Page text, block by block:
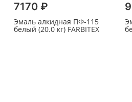
7170 ₽
Эмаль алкидная ПФ-115
белый (20.0 кг) FARBITEX